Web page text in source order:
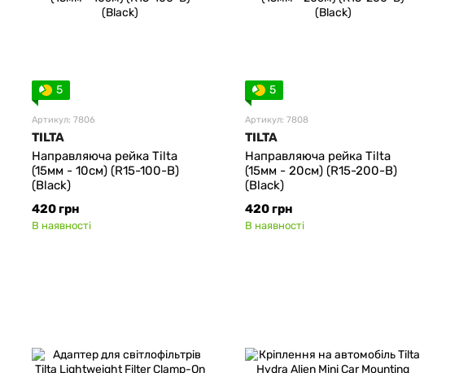
5
Артикул: 7806
TILTA
Направляюча рейка Tilta
(15мм - 10см) (R15-100-B)
(Black)
420 грн
В наявності
5
Артикул: 7808
TILTA
Направляюча рейка Tilta
(15мм - 20см) (R15-200-B)
(Black)
420 грн
В наявності